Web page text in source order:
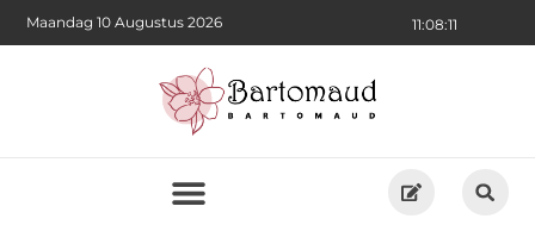
11:08:13
Maandag 10 Augustus 2026